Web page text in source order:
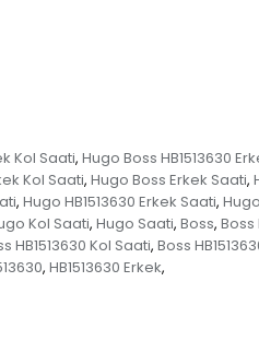
Kol Saati, Hugo Boss HB1513630
Kol Saati, Hugo Boss Erkek Saati,
, Hugo HB1513630 Erkek Saati,
Kol Saati, Hugo Saati, Boss, Boss
HB1513630 Kol Saati, Boss
, HB1513630 Erkek,